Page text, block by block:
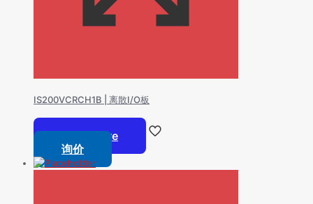
IS200VCRCH1B | 离散I/O板
Read more
询价